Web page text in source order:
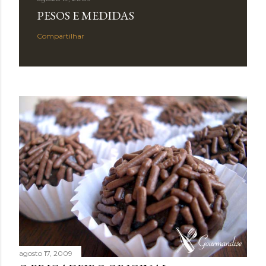
PESOS E MEDIDAS
Compartilhar
agosto 17, 2009